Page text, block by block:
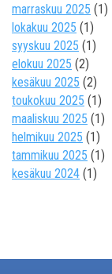
marraskuu 2025 (1)
lokakuu 2025 (1)
syyskuu 2025 (1)
elokuu 2025 (2)
kesäkuu 2025 (2)
toukokuu 2025 (1)
maaliskuu 2025 (1)
helmikuu 2025 (1)
tammikuu 2025 (1)
kesäkuu 2024 (1)